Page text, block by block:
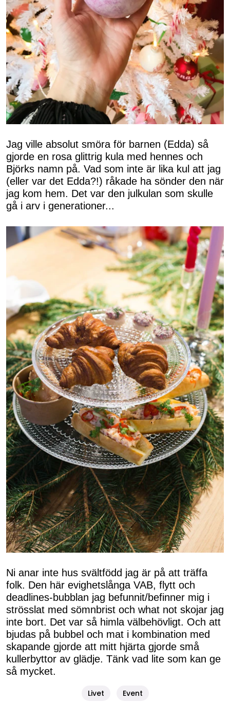
Jag ville absolut smöra för barnen (Edda) så
gjorde en rosa glittrig kula med hennes och
Björks namn på. Vad som inte är lika kul att jag
(eller var det Edda?!) råkade ha sönder den när
jag kom hem. Det var den julkulan som skulle
gå i arv i generationer...
Ni anar inte hus svältfödd jag är på att träffa
folk. Den här evighetslånga VAB, flytt och
deadlines-bubblan jag befunnit/befinner mig i
strösslat med sömnbrist och what not skojar jag
inte bort. Det var så himla välbehövligt. Och att
bjudas på bubbel och mat i kombination med
skapande gjorde att mitt hjärta gjorde små
kullerbyttor av glädje. Tänk vad lite som kan ge
så mycket.
Livet Event